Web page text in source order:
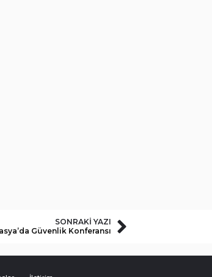
SONRAKI YAZI
Güvenlik Konferansı